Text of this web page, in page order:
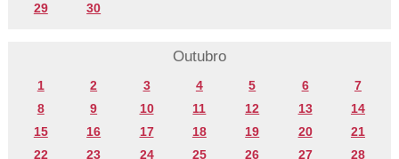
29
30
Outubro
1 2 3 4 5 6
7
8
9 10 11 12 13
14
15
16 17 18 19 20
21
22
23 24 25 26 27
28